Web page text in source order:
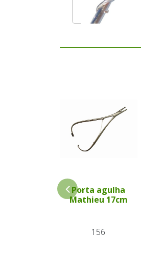
Porta agulha
Mathieu 17cm
156